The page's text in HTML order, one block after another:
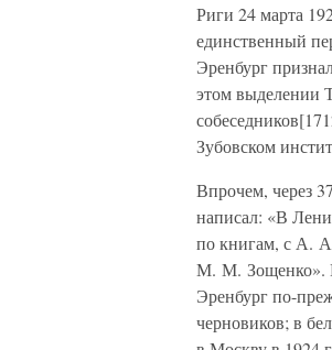
Риги 24 марта
единственный
Эренбург
этом выделении
Зубовском
Впрочем, через
написал: «В
по книгам, с А.
М. М. Зощенко».
Эренбург по-
черновиков; в